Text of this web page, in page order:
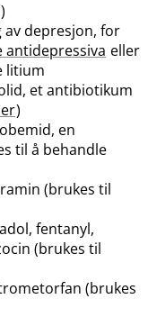
)
depresjon, for
antidepressiva eller
litium
et antibiotikum
)
en
til å behandle
(brukes til
fentanyl,
(brukes til
(brukes